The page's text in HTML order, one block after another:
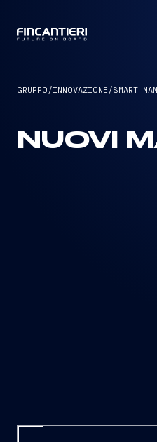
GRUPPO /INNOVAZIONE /SMART
NUOVI